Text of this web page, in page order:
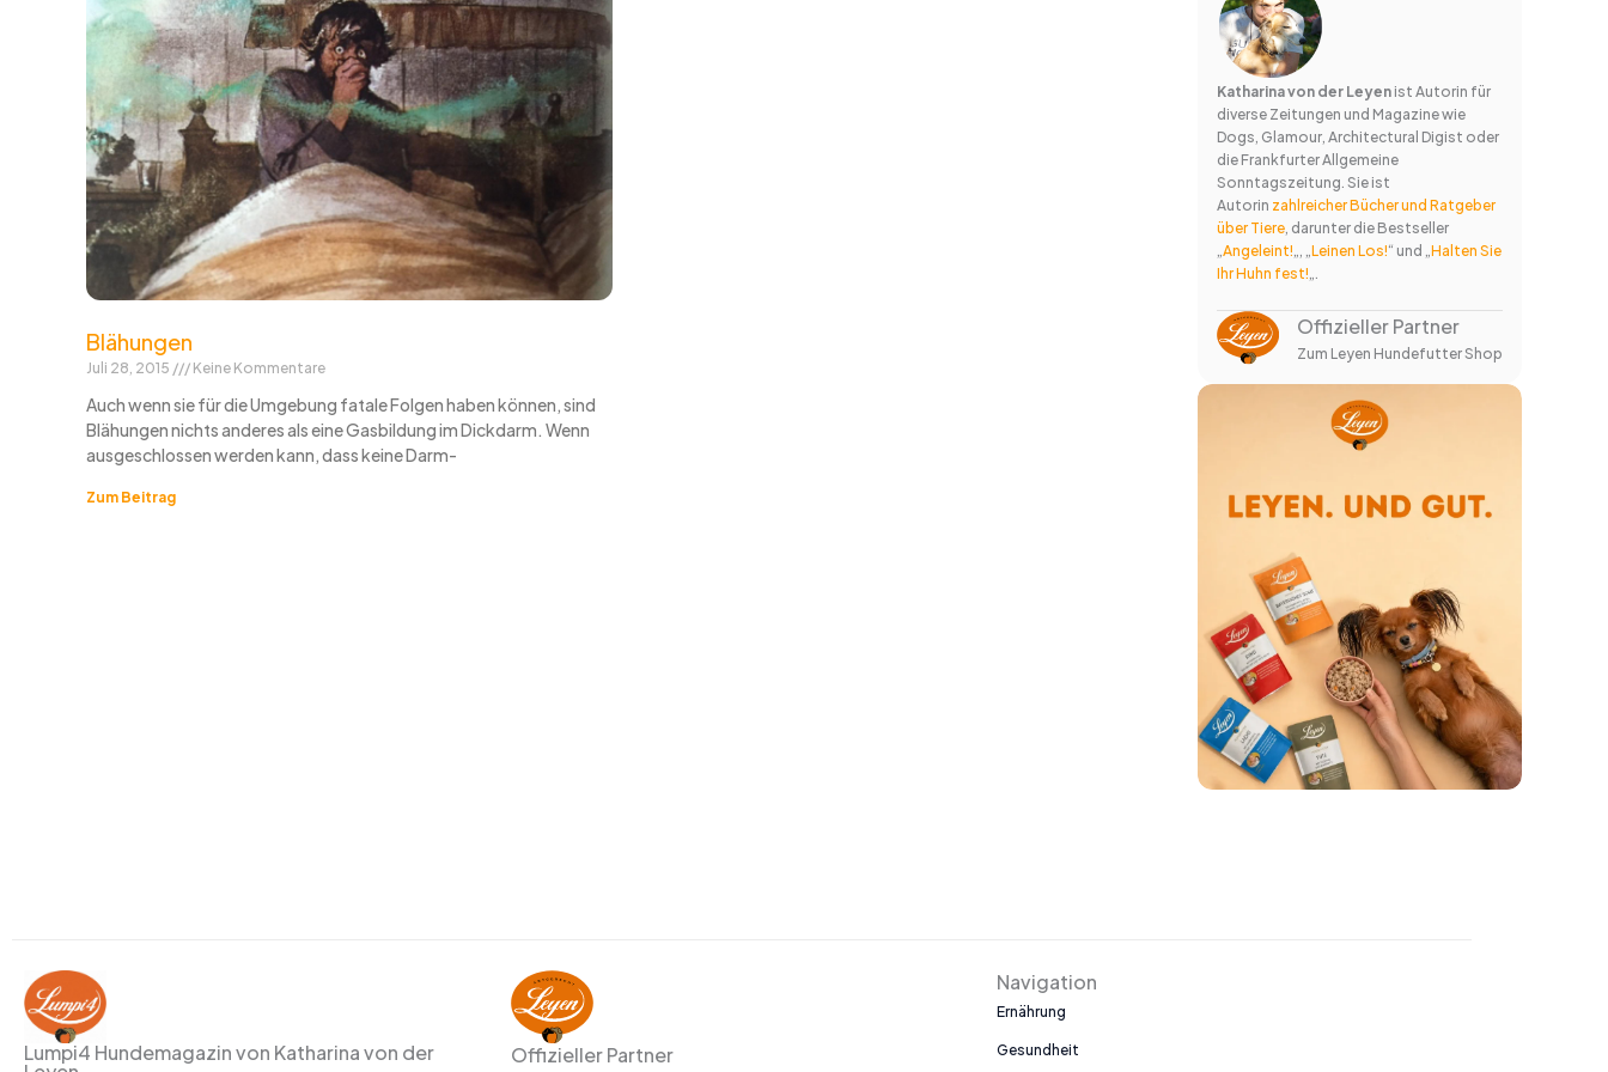
Blähungen
Juli 28, 2015 Keine Kommentare
Auch wenn sie für die Umgebung fatale Folgen haben können, sind
Blähungen nichts anderes als eine Gasbildung im Dickdarm. Wenn
ausgeschlossen werden kann, dass keine Darm-
Zum Beitrag
Katharina von der Leyen ist Autorin für
diverse Zeitungen und Magazine wie
Dogs, Glamour, Architectural Digist oder
die Frankfurter Allgemeine
Sonntagszeitung. Sie ist
Autorin zahlreicher Bücher und Ratgeber
über Tiere , darunter die Bestseller
„Angeleint! „, „Leinen Los!“ und „Halten Sie
Ihr Huhn fest!
Offizieller Partner
Zum Leyen Hundefutter Shop
Lumpi4 Hundemagazin von Katharina von der
Offizieller Partner
Navigation
Ernährung
Gesundheit